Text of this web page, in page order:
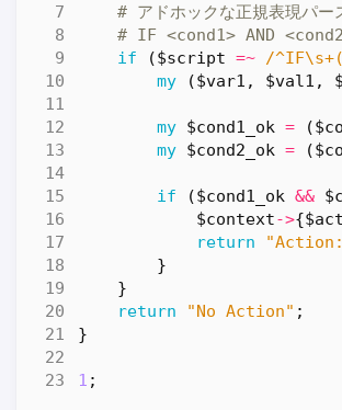
# アドホックな正規表現パー
# IF <cond1> AND
if
($script =~ /
my
($var1 , $val1 ,
my $cond1_ok = (
my $cond2_ok = (
if ($cond1_ok &&
$context->{
return
}
}
return
"No Action" ;
}
1 ;